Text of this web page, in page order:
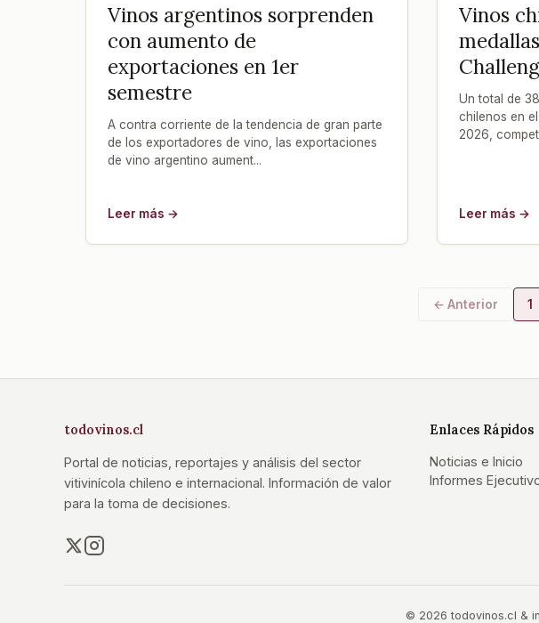
Vinos argentinos sorprenden
con aumento de
exportaciones en 1er
semestre
A contra corriente de la tendencia de gran parte
de los exportadores de vino, las exportaciones
de vino argentino aument...
Leer más →
Vinos
Un total de
chilenos en
2026,
Leer más →
← Anterior 1
todovinos.cl
Portal de noticias, reportajes y análisis del sector
vitivinícola chileno e internacional. Información de valor
para la toma de decisiones.
Enlaces Rápidos
Noticias e Inicio
Informes
© 2026 todovinos.cl &